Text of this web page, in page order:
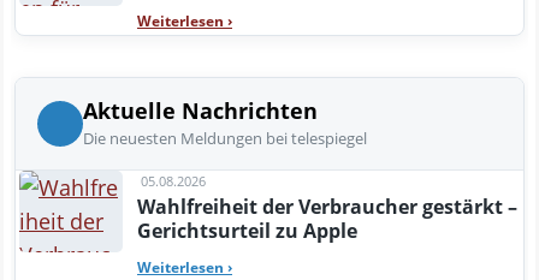
Weiterlesen ›
Aktuelle Nachrichten
Die neuesten Meldungen bei telespiegel
05.08.2026
Wahlfreiheit der Verbraucher gestärkt –
Gerichtsurteil zu Apple
Weiterlesen ›